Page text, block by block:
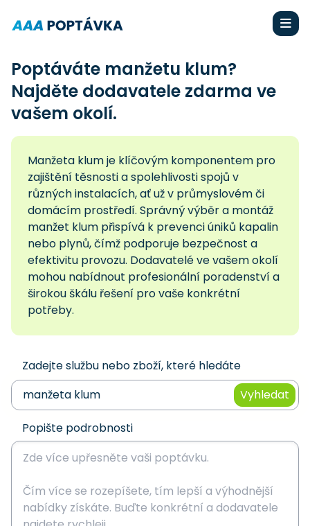
Poptáváte manžetu klum?
Najděte dodavatele zdarma ve
vašem okolí.
Manžeta klum je klíčovým komponentem pro
zajištění těsnosti a spolehlivosti spojů v
různých instalacích, ať už v průmyslovém či
domácím prostředí. Správný výběr a montáž
manžet klum přispívá k prevenci úniků kapalin
nebo plynů, čímž podporuje bezpečnost a
efektivitu provozu. Dodavatelé ve vašem okolí
mohou nabídnout profesionální poradenství a
širokou škálu řešení pro vaše konkrétní
potřeby.
Zadejte službu nebo zboží, které hledáte
Vyhledat
Popište podrobnosti